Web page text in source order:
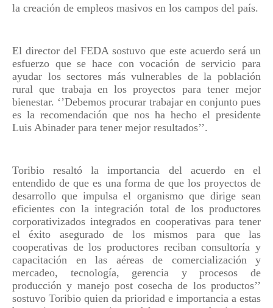
la creación de empleos masivos en los campos del país.
El director del FEDA sostuvo que este acuerdo será un
esfuerzo que se hace con vocación de servicio para
ayudar los sectores más vulnerables de la población
rural que trabaja en los proyectos para tener mejor
bienestar. ‘’Debemos procurar trabajar en conjunto pues
es la recomendación que nos ha hecho el presidente
Luis Abinader para tener mejor resultados’’.
Toribio resaltó la importancia del acuerdo en el
entendido de que es una forma de que los proyectos de
desarrollo que impulsa el organismo que dirige sean
eficientes con la integración total de los productores
corporativizados integrados en cooperativas para tener
el éxito asegurado de los mismos para que las
cooperativas de los productores reciban consultoría y
capacitación en las aéreas de comercialización y
mercadeo, tecnología, gerencia y procesos de
producción y manejo post cosecha de los productos’’
sostuvo Toribio quien da prioridad e importancia a estas